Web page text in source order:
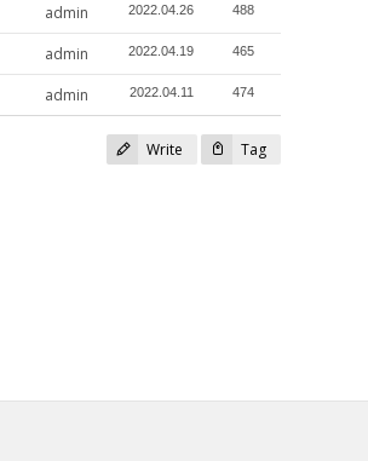
admin 2022.04.26 488
admin 2022.04.19 465
admin 2022.04.11 474
Write Tag